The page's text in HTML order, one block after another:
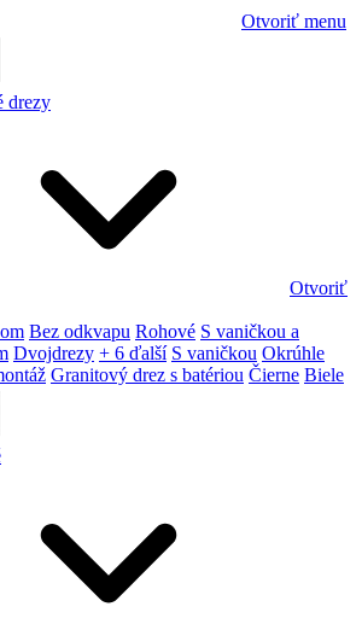
Otvoriť menu
drezy
Otvoriť
Bez odkvapu Rohové S vaničkou a
Dvojdrezy + 6 ďalší S vaničkou Okrúhle
Granitový drez s batériou Čierne Biele